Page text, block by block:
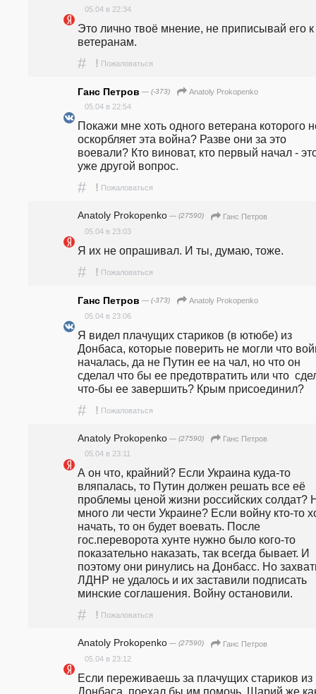
05.04 в 22:34
Это лично твоё мнение, не приписывай его к
ветеранам.
# ! Пожаловаться
Ганс Петров — (-373)
Anatoly Prokopenko
05.04 в 22:54
Покажи мне хоть одного ветерана которого
оскорбляет эта война? Разве они за это
воевали? Кто виноват, кто первый начал -
уже другой вопрос.
# ! Пожаловаться
Anatoly Prokopenko — (27590)
Ганс Петров
05.04 в 23:03
Я их не опрашивал. И ты, думаю, тоже.
# ! Пожаловаться
Ганс Петров — (-373)
Anatoly Prokopenko
05.04 в 23:06
Я видел плачущих стариков (в ютюбе) из
Донбаса, которые поверить не могли что
началась, да не Путин ее на чал, но что он
сделал что бы ее предотвратить или что
что-бы ее завершить? Крым присоединил?
# ! Пожаловаться
Anatoly Prokopenko — (27590)
Ганс Петров
05.04 в 23:11
А он что, крайний? Если Украина куда-то
вляпалась, то Путин должен решать все её
проблемы ценой жизни российских солдат?
много ли чести Украине? Если войну кто-то
начать, то он будет воевать. После
гос.переворота хунте нужно было кого-то
показательно наказать, так всегда бывает. И
поэтому они ринулись на Донбасс. Но
ЛДНР не удалось и их заставили подписать
минские соглашения. Войну остановили.
# ! Пожаловаться
Anatoly Prokopenko — (27590)
Ганс Петров
05.04 в 23:12
Если переживаешь за плачущих стариков из
Донбаса, поехал бы им помочь. Шарий же